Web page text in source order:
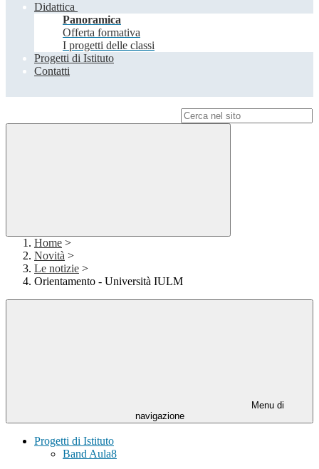
Didattica
Panoramica
Offerta formativa
I progetti delle classi
Progetti di Istituto
Contatti
Home >
Novità >
Le notizie >
Orientamento - Università IULM
Menu di
navigazione
Progetti di Istituto
Band Aula8